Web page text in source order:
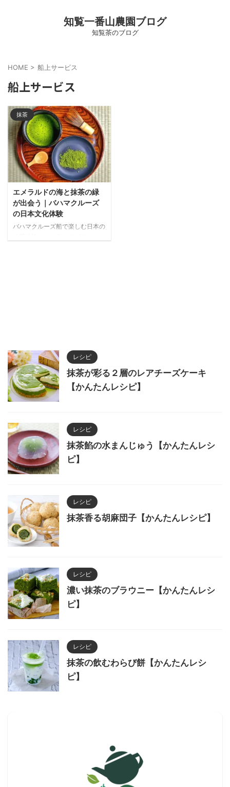
知覧一番山農園ブログ
知覧茶のブログ
HOME > 船上サービス
船上サービス
抹茶
エメラルドの海と抹茶の緑
が出会う｜バハマクルーズ
の日本文化体験
バハマクルーズ船で楽しむ日本の
レシピ
抹茶が彩る２層のレアチーズケーキ
【かんたんレシピ】
レシピ
抹茶餡の水まんじゅう【かんたんレシ
ピ】
レシピ
抹茶香る胡麻団子【かんたんレシピ】
レシピ
濃い抹茶のブラウニー【かんたんレシ
ピ】
レシピ
抹茶の飲むわらび餅【かんたんレシ
ピ】